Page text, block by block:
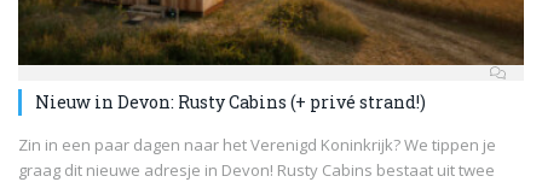
Nieuw in Devon: Rusty Cabins (+ privé strand!)
Zin in een paar dagen naar het Verenigd Koninkrijk? We tippen je
graag dit nieuwe adresje in Devon! Rusty Cabins bestaat uit twee